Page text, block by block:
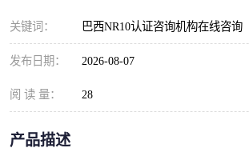
关键词： 巴西NR10认证咨询机构在线咨询
发布日期： 2026-08-07
阅 读 量： 28
产品描述